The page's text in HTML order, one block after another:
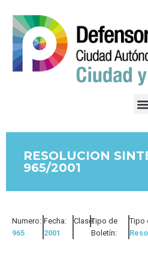
RESOLUCION
965/2001
Numero:
965
Fecha:
2001
Clase:Tipo de
Boletín:
Tipo